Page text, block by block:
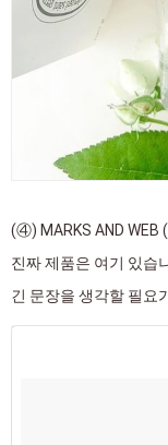
(④) MARKS AND WEB
진짜 제품은 여기 있습
긴 문장을 생각할 필요